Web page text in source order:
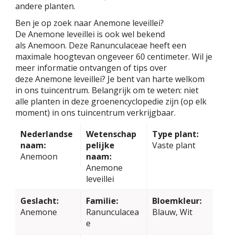
andere planten.
Ben je op zoek naar Anemone leveillei?
De Anemone leveillei is ook wel bekend
als Anemoon. Deze Ranunculaceae heeft een
maximale hoogtevan ongeveer 60 centimeter. Wil je
meer informatie ontvangen of tips over
deze Anemone leveillei? Je bent van harte welkom
in ons tuincentrum. Belangrijk om te weten: niet
alle planten in deze groenencyclopedie zijn (op elk
moment) in ons tuincentrum verkrijgbaar.
Nederlandse
naam:
Anemoon
Wetenschap
pelijke
naam:
Anemone
leveillei
Type plant:
Vaste plant
Geslacht:
Anemone
Familie:
Ranunculacea
e
Bloemkleur:
Blauw, Wit